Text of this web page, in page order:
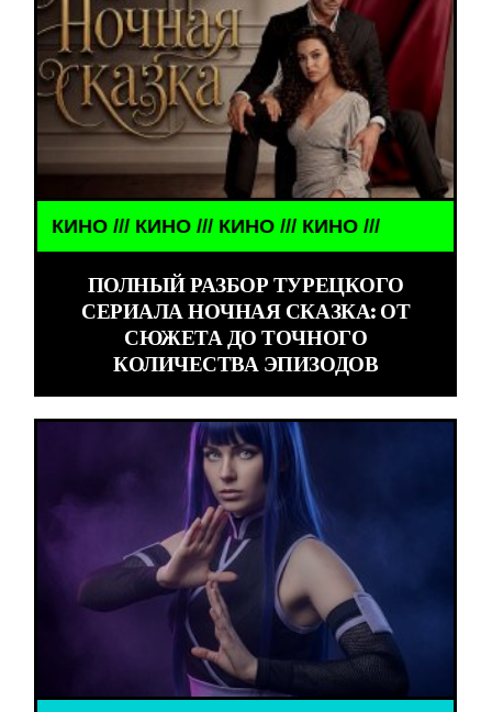
/// КИНО /// КИНО /// КИНО ///
ПОЛНЫЙ РАЗБОР ТУРЕЦКОГО
СЕРИАЛА НОЧНАЯ СКАЗКА: ОТ
СЮЖЕТА ДО ТОЧНОГО
КОЛИЧЕСТВА ЭПИЗОДОВ